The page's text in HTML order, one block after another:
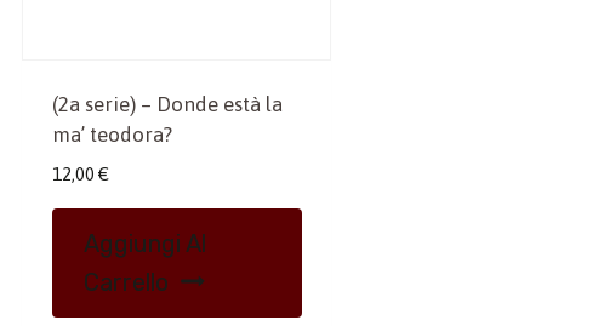
(2a serie) – Donde està la
ma’ teodora?
12,00 €
Aggiungi Al
Carrello